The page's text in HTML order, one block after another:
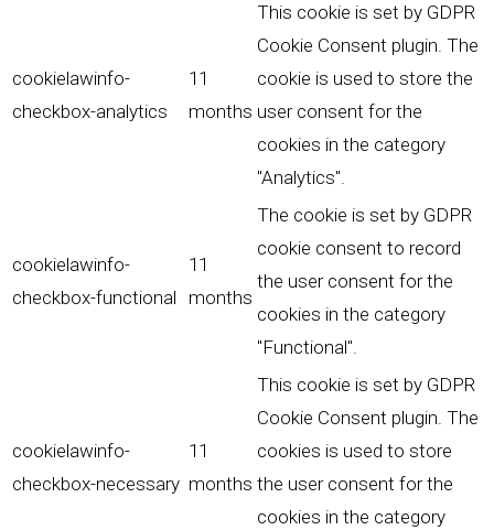
cookielawinfo-
checkbox-analytics
11
months
This cookie is set by GDPR
Cookie Consent plugin. The
cookie is used to store the
user consent for the
cookies in the category
"Analytics".
cookielawinfo-
checkbox-functional
11
months
The cookie is set by GDPR
cookie consent to record
the user consent for the
cookies in the category
"Functional".
cookielawinfo-
checkbox-necessary
11
months
This cookie is set by GDPR
Cookie Consent plugin. The
cookies is used to store
the user consent for the
cookies in the category